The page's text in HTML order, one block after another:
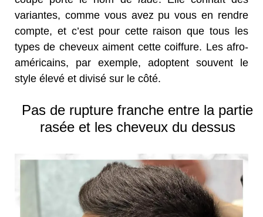
variantes, comme vous avez pu vous en rendre
compte, et c’est pour cette raison que tous les
types de cheveux aiment cette coiffure. Les afro-
américains, par exemple, adoptent souvent le
style élevé et divisé sur le côté.
Pas de rupture franche entre la partie
rasée et les cheveux du dessus